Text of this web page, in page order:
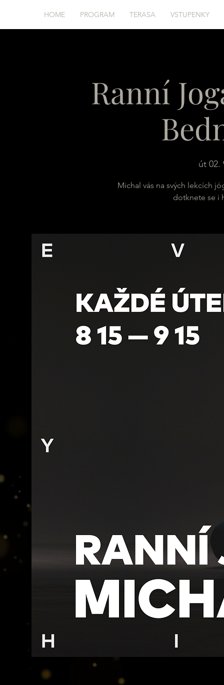
HOME PROGRAM TERASA VSTUPENKY
Ranní
út 02.
Michal vás na svých lekcích
dotknete se i